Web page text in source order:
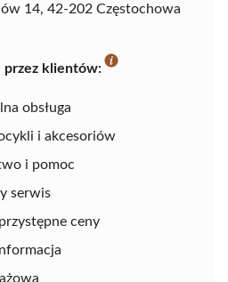
14, 42-202 Częstochowa
przez klientów:
obsługa
i akcesoriów
i pomoc
serwis
ceny